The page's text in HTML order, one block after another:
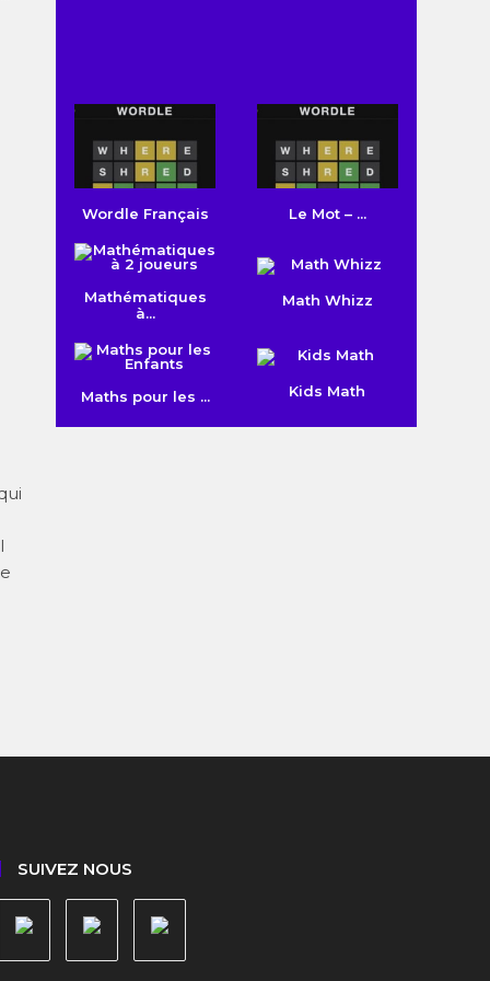
Wordle Français Le Mot – ...
Mathématiques
à...
Math Whizz
Maths pour les ... Kids Math
SUIVEZ NOUS